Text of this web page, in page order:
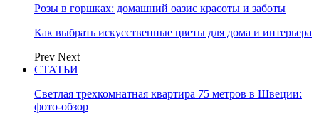
Розы в горшках: домашний оазис красоты и заботы
Как выбрать искусственные цветы для дома и интерьера
Prev Next
СТАТЬИ
Светлая трехкомнатная квартира 75 метров в Швеции:
фото-обзор